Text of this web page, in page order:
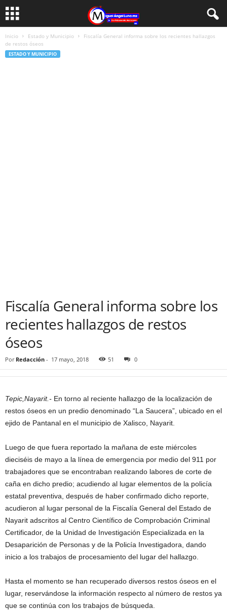
Inicio Estado y Municipio
Fiscalía General informa sobre los recientes hallazgos
de restos óseos
ESTADO Y MUNICIPIO
Fiscalía General informa sobre los
recientes hallazgos de restos
óseos
Por Redacción - 17 mayo, 2018 51 0
Tepic,Nayarit.- En torno al reciente hallazgo de la localización de
restos óseos en un predio denominado “La Saucera”, ubicado en el
ejido de Pantanal en el municipio de Xalisco, Nayarit.
Luego de que fuera reportado la mañana de este miércoles
dieciséis de mayo a la línea de emergencia por medio del 911 por
trabajadores que se encontraban realizando labores de corte de
caña en dicho predio; acudiendo al lugar elementos de la policía
estatal preventiva, después de haber confirmado dicho reporte,
acudieron al lugar personal de la Fiscalía General del Estado de
Nayarit adscritos al Centro Científico de Comprobación Criminal
Certificador, de la Unidad de Investigación Especializada en la
Desaparición de Personas y de la Policía Investigadora, dando
inicio a los trabajos de procesamiento del lugar del hallazgo.
Hasta el momento se han recuperado diversos restos óseos en el
lugar, reservándose la información respecto al número de restos ya
que se continúa con los trabajos de búsqueda.